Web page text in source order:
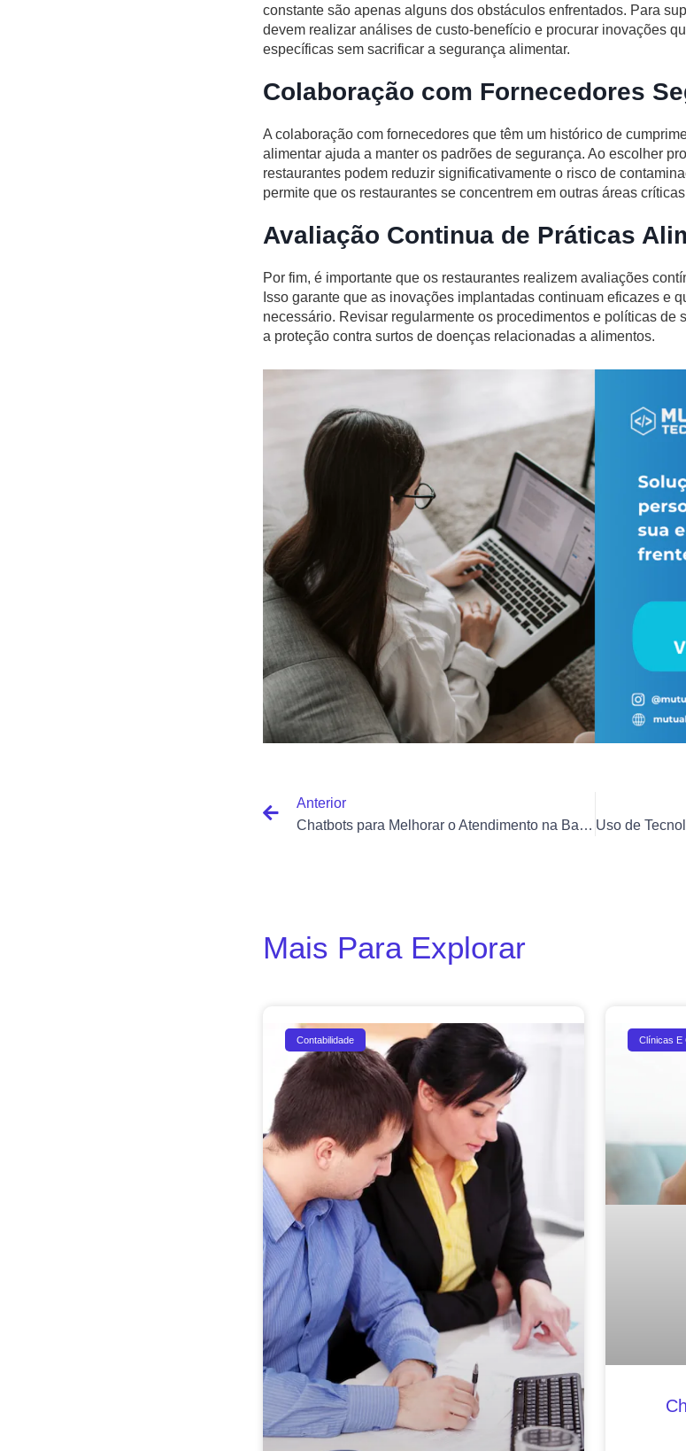
constante são apenas alguns dos obstáculos enfrentados. Para
devem realizar análises de custo-benefício e procurar inovações
específicas sem sacrificar a segurança alimentar.
Colaboração com Fornecedores
A colaboração com fornecedores que têm um histórico de
alimentar ajuda a manter os padrões de segurança. Ao escolher
restaurantes podem reduzir significativamente o risco de
permite que os restaurantes se concentrem em outras áreas
Avaliação Continua de Práticas
Por fim, é importante que os restaurantes realizem avaliações
Isso garante que as inovações implantadas continuam eficazes e
necessário. Revisar regularmente os procedimentos e políticas de
a proteção contra surtos de doenças relacionadas a alimentos.
Anterior
Chatbots para Melhorar o Atendimento na Barbearia
Mais Para Explorar
Contabilidade Clínicas E